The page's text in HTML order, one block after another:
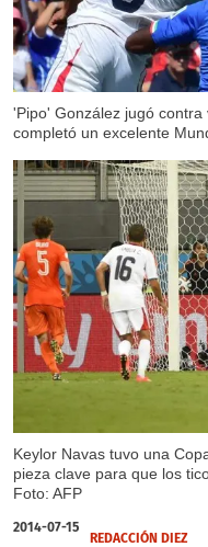
'Pipo' González jugó
completó un excelente
Keylor Navas tuvo una
pieza clave para que los
Foto: AFP
2014-07-15
REDACCIÓN DIEZ